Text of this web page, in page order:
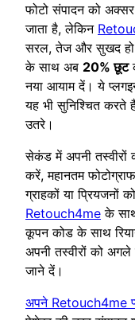
फोटो संपादन को
जाता है, लेकिन
सरल, तेज और सुखद हो
के साथ अब 20% छूट
नया आयाम दें। ये
यह भी सुनिश्चित करते
उतरे।
सेकंड में अपनी तस्वीरों
करें, महानतम
ग्राहकों या प्रियजनों
Retouch4me के
कूपन कोड के साथ
अपनी तस्वीरों को
जाने दें।
अपने Retouch4me